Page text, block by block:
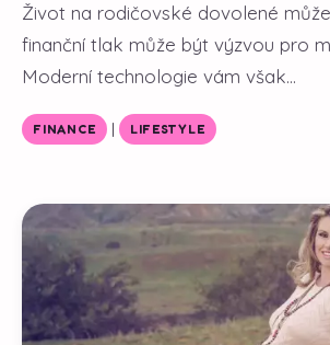
Život na rodičovské dovolené
finanční tlak může být výzvou pro
Moderní technologie vám však...
FINANCE | LIFESTYLE